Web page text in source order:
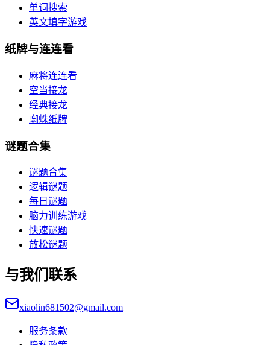
单词搜索
英文填字游戏
纸牌与连连看
麻将连连看
空当接龙
经典接龙
蜘蛛纸牌
谜题合集
谜题合集
逻辑谜题
每日谜题
脑力训练游戏
快速谜题
放松谜题
与我们联系
xiaolin681502@gmail.com
服务条款